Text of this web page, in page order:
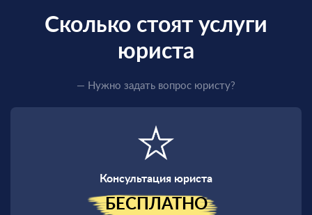
Единственный
законный способ
получить
военный билет
Сколько стоят услуги
юриста
— Нужно задать вопрос юристу?
Консультация юриста
БЕСПЛАТНО